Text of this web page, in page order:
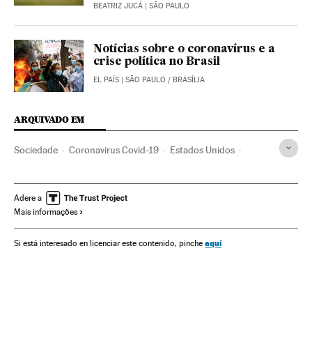
BEATRIZ JUCÁ | SÃO PAULO
Notícias sobre o coronavírus e a
crise política no Brasil
EL PAÍS | SÃO PAULO / BRASÍLIA
ARQUIVADO EM
Sociedade Coronavirus Covid-19 Estados Unidos
Mascarillas Contágio Prevenção doenças
Investigação médica
Adere a
Mais informações
Si está interesado en licenciar este contenido, pinche aquí